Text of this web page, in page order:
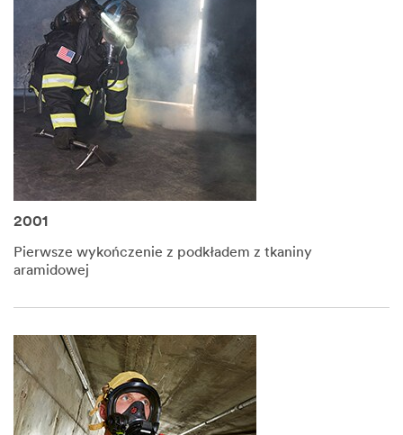
2001
Pierwsze wykończenie z podkładem z tkaniny
aramidowej